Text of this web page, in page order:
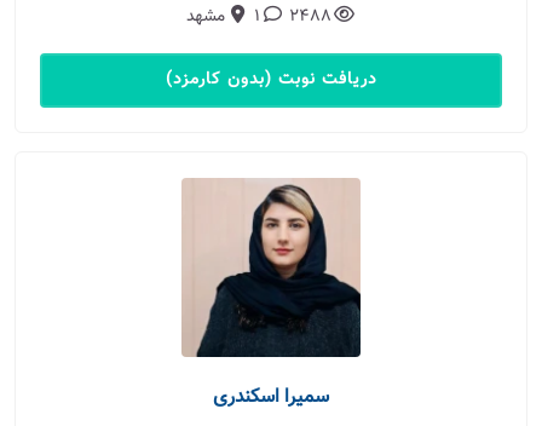
2488
1 مشهد
دریافت نوبت (بدون کارمزد)
سمیرا اسکندری